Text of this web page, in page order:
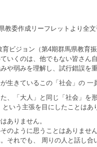
県教委作成リーフレットより全文
ジョン（第4期群馬県教育振
くのは、他でもない皆さん自
弱みを理解し、試行錯誤を
きているこの「社会」の 一
「大人」と同じ「社会」を
いう主張を目にしたことは
ありません。
ように思うことはありませ
れでも、 周りの人と話し